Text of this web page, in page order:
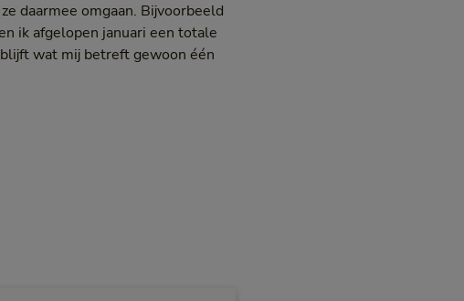
daarmee omgaan. Bijvoorbeeld
ik afgelopen januari een totale
wat mij betreft gewoon één